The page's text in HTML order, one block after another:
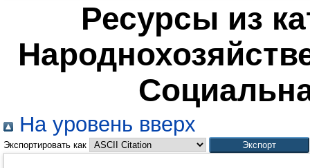
Ресурсы из
На уровень вверх
Экспортировать как